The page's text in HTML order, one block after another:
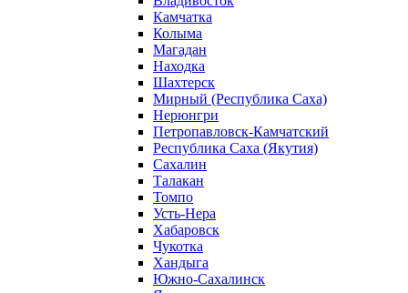
Камчатка
Колыма
Магадан
Находка
Шахтерск
Мирный (Республика Саха)
Нерюнгри
Петропавловск-Камчатский
Республика Саха (Якутия)
Сахалин
Талакан
Томпо
Усть-Нера
Хабаровск
Чукотка
Хандыга
Южно-Сахалинск